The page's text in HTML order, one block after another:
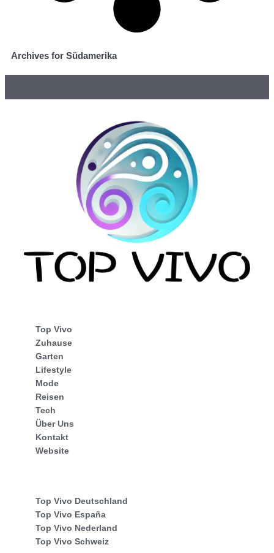
Archives for Südamerika
Top Vivo
Zuhause
Garten
Lifestyle
Mode
Reisen
Tech
Über Uns
Kontakt
Website
Top Vivo Deutschland
Top Vivo España
Top Vivo Nederland
Top Vivo Schweiz